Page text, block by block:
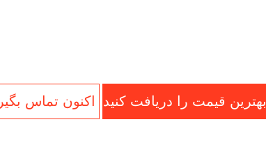
بهترین قیمت را دریافت کنید اکنون تماس